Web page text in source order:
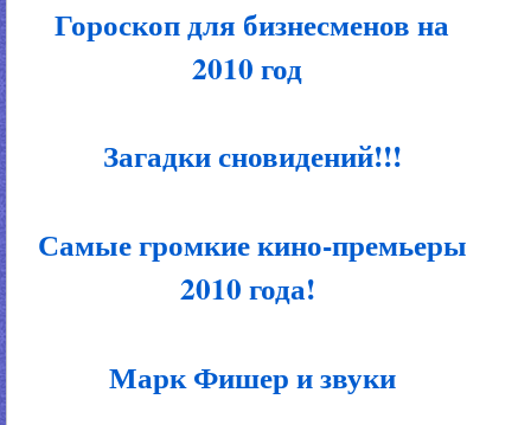
Гороскоп для бизнесменов на
2010 год
Загадки сновидений!!!
Самые громкие кино-премьеры
2010 года!
Марк Фишер и звуки